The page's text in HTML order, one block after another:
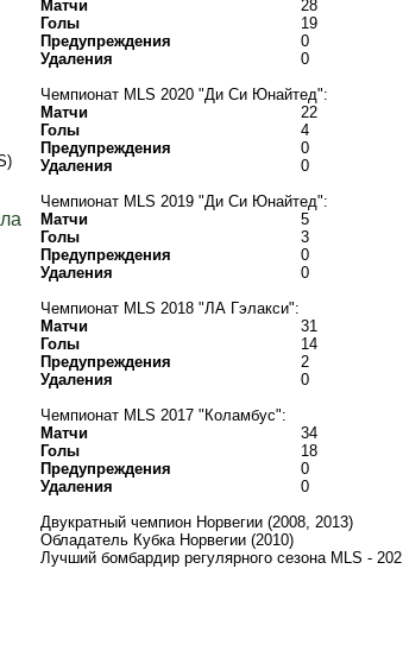
Матчи
28
Голы
19
Предупреждения
0
Удаления
0
Чемпионат MLS 2020 "Ди Си Юнайтед":
Матчи
22
Голы
4
Предупреждения
0
Удаления
0
Чемпионат MLS 2019 "Ди Си Юнайтед":
Матчи
5
Голы
3
Предупреждения
0
Удаления
0
Чемпионат MLS 2018 "ЛА Гэлакси":
Матчи
31
Голы
14
Предупреждения
2
Удаления
0
Чемпионат MLS 2017 "Коламбус":
Матчи
34
Голы
18
Предупреждения
0
Удаления
0
Двукратный чемпион Норвегии (2008, 2013)
Обладатель Кубка Норвегии (2010)
Лучший бомбардир регулярного сезона MLS -